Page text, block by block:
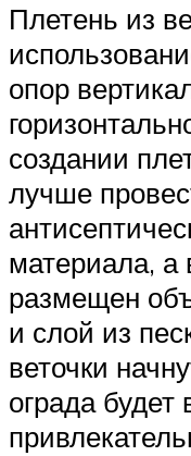
Плетень из
опор
создании
лучше
материала, а
размещен
и слой из
веточки
ограда